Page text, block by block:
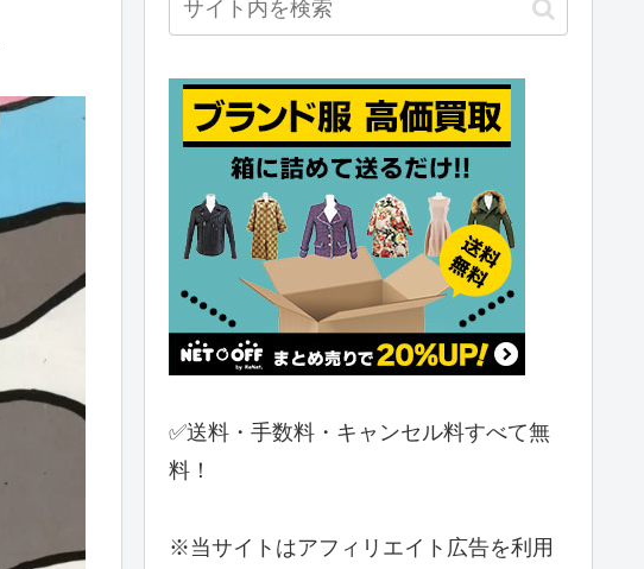
✅送料・手数料・キャンセル料すべて無
料！
※当サイトはアフィリエイト広告を利用